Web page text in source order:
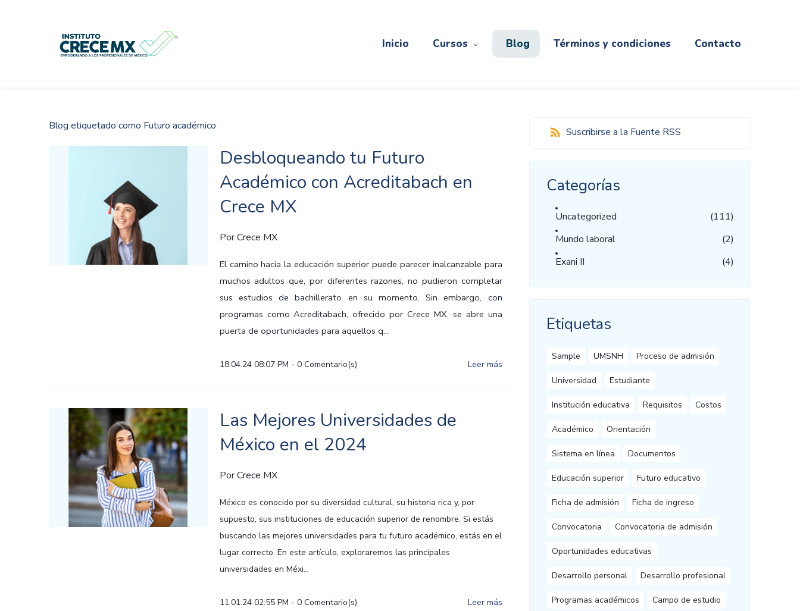
Inicio Cursos Blog Términos y condiciones Contacto
Blog etiquetado como Futuro académico
Desbloqueando tu Futuro
Académico con Acreditabach en
Crece MX
PorCrece MX
El camino hacia la educación superior puede parecer inalcanzable para
muchos adultos que, por diferentes razones, no pudieron completar
sus estudios de bachillerato en su momento. Sin embargo, con
programas como Acreditabach, ofrecido por Crece MX, se abre una
puerta de oportunidades para aquellos q...
18.04.24 08:07 PM - 0Comentario(s) Leer más
Las Mejores Universidades de
México en el 2024
PorCrece MX
México es conocido por su diversidad cultural, su historia rica y, por
supuesto, sus instituciones de educación superior de renombre. Si estás
buscando las mejores universidades para tu futuro académico, estás en el
lugar correcto. En este artículo, exploraremos las principales
universidades en Méxi...
11.01.24 02:55 PM - 0Comentario(s) Leer más
Suscribirse a la Fuente RSS
Categorías
Uncategorized
(111)
Mundo laboral
(2)
Exani II
(4)
Etiquetas
Sample UMSNH Proceso de admisión
Universidad Estudiante
Institución educativa Requisitos Costos
Académico Orientación
Sistema en línea Documentos
Educación superior Futuro educativo
Ficha de admisión Ficha de ingreso
Convocatoria Convocatoria de admisión
Oportunidades educativas
Desarrollo personal Desarrollo profesional
Programas académicos Campo de estudio